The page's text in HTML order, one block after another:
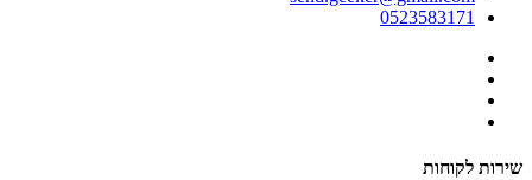
0523583171
שירות לקוחות